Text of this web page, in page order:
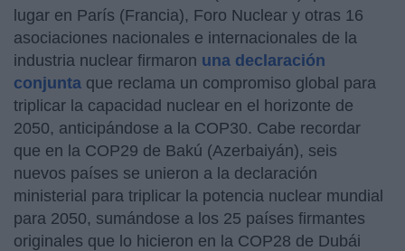
lugar en París (Francia), Foro Nuclear y otras 16
asociaciones nacionales e internacionales de la
industria nuclear firmaron una declaración
conjunta que reclama un compromiso global para
triplicar la capacidad nuclear en el horizonte de
2050, anticipándose a la COP30. Cabe recordar
que en la COP29 de Bakú (Azerbaiyán), seis
nuevos países se unieron a la declaración
ministerial para triplicar la potencia nuclear mundial
para 2050, sumándose a los 25 países firmantes
originales que lo hicieron en la COP28 de Dubái